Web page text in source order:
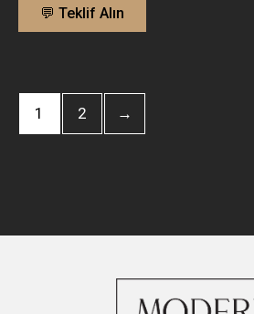
💬 Teklif Alın
1 2 →